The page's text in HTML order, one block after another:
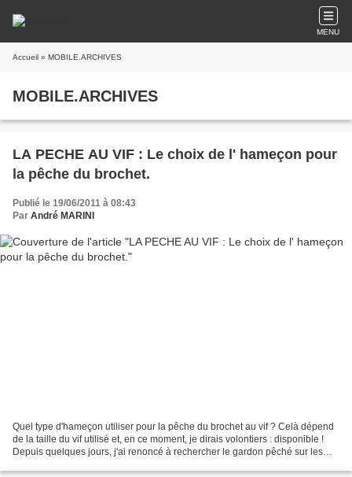
MENU
Accueil » MOBILE.ARCHIVES
MOBILE.ARCHIVES
LA PECHE AU VIF : Le choix de l' hameçon pour
la pêche du brochet.
Publié le 19/06/2011 à 08:43
Par André MARINI
Quel type d'hameçon utiliser pour la pêche du brochet au vif ? Celà dépend
de la taille du vif utilisé et, en ce moment, je dirais volontiers : disponible !
Depuis quelques jours, j'ai renoncé à rechercher le gardon pêché sur les